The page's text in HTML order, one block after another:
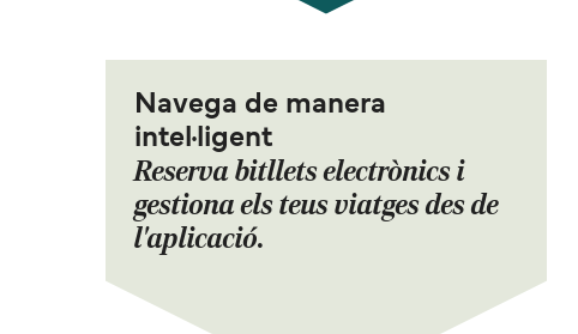
Navega de manera
intel·ligent
Reserva bitllets electrònics i
gestiona els teus viatges des de
l'aplicació.